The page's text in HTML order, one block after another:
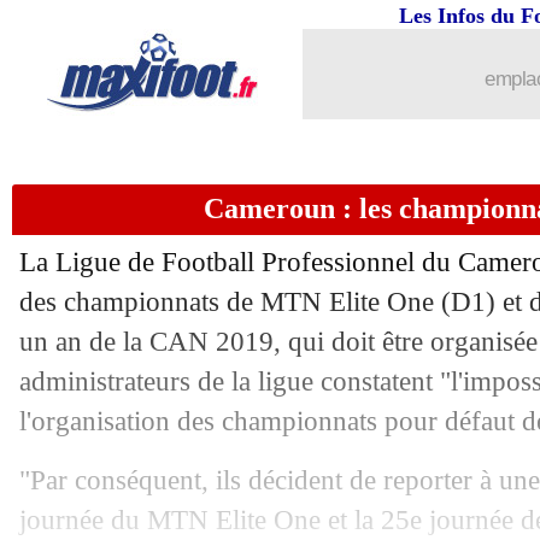
Les Infos du
Cameroun : les
La Ligue de Football Professionnel du
des championnats de MTN Elite One (D1)
un an de la CAN 2019, qui doit être
administrateurs de la ligue constatent
l'organisation des championnats pour défaut
"Par conséquent, ils décident de reporter à
journée du MTN Elite One et la 25e journée
: avant l'Uruguay, Correa
06/07 CdM: Uruguay-France, les compos
: la déclaration d'amour de
06/07 EdF: quatre Bleus menacés contre
06/07 VIDEO: Stuttgart reprend le chant
06/07 TFC: le club dément pour Gourcuff
06/07 PSG: Buffon a passé sa visite